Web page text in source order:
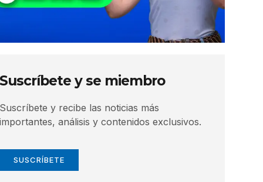
Suscríbete y se miembro
Suscríbete y recibe las noticias más
importantes, análisis y contenidos exclusivos.
SUSCRÍBETE